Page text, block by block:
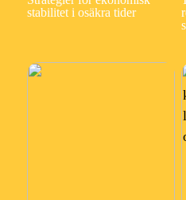
stabilitet i osäkra tider